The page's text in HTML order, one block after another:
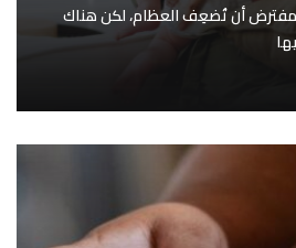
أن تُضعِف العظام، لكن هناك